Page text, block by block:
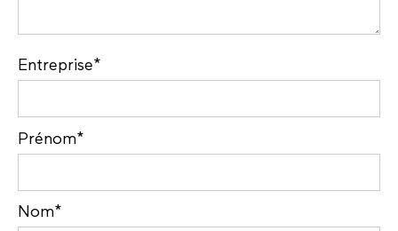
Entreprise*
Prénom*
Nom*